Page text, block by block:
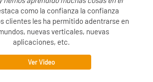
como la confianza la confianza
clientes les ha permitido adentrarse en
nuevas verticales, nuevas
aplicaciones, etc.
Ver Video